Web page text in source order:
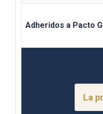
Adheridos a Pacto
La